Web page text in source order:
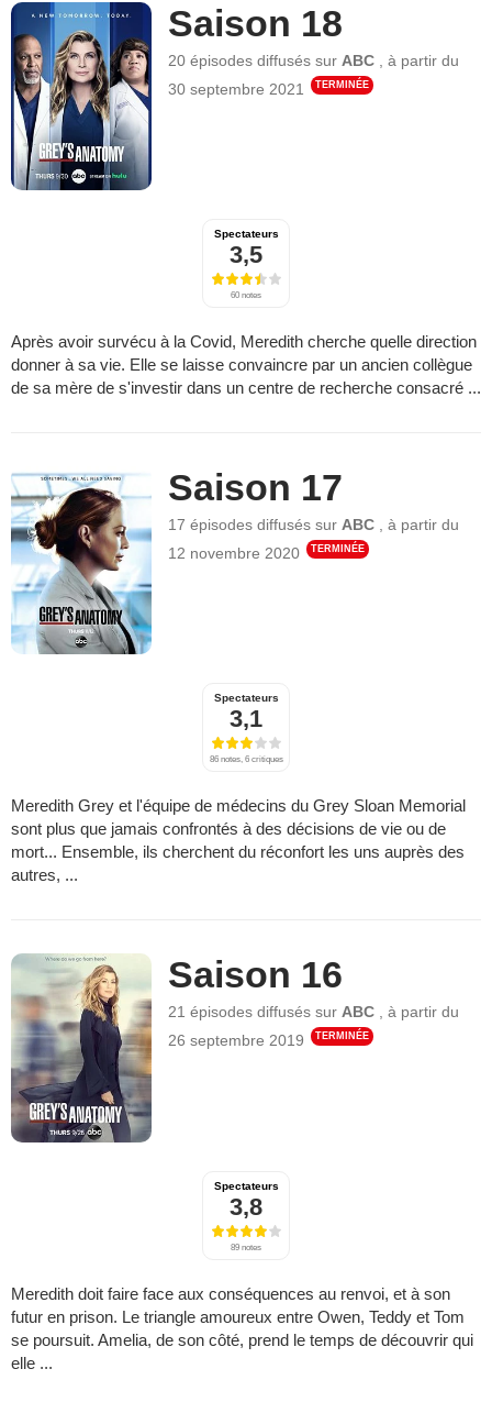
Saison 18
20 épisodes diffusés sur ABC ,à partir du
30 septembre 2021
TERMINÉE
Spectateurs
3,5
60 notes
Après avoir survécu à la Covid, Meredith cherche quelle direction
donner à sa vie. Elle se laisse convaincre par un ancien collègue
de sa mère de s'investir dans un centre de recherche consacré ...
Saison 17
17 épisodes diffusés sur ABC ,à partir du
12 novembre 2020
TERMINÉE
Spectateurs
3,1
86 notes, 6 critiques
Meredith Grey et l'équipe de médecins du Grey Sloan Memorial
sont plus que jamais confrontés à des décisions de vie ou de
mort... Ensemble, ils cherchent du réconfort les uns auprès des
autres, ...
Saison 16
21 épisodes diffusés surABC ,à partir du
26 septembre 2019
TERMINÉE
Spectateurs
3,8
89 notes
Meredith doit faire face aux conséquences au renvoi, et à son
futur en prison. Le triangle amoureux entre Owen, Teddy et Tom
se poursuit. Amelia, de son côté, prend le temps de découvrir qui
elle ...